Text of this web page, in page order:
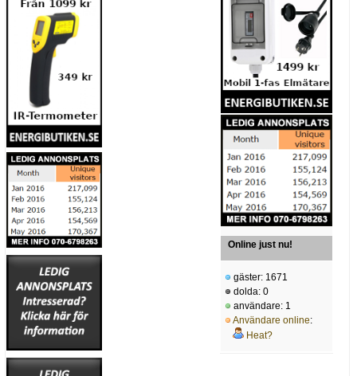
Online just nu!
gäster: 1671
dolda: 0
användare: 1
Användare online:
Heat?